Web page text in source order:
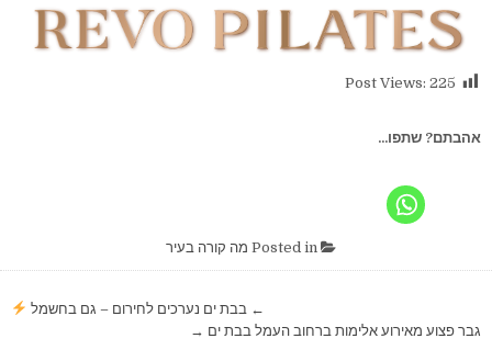
Post Views: 225
אהבתם? שתפו...
מה קורה בעיר
← בבת ים נערכים לחירום – גם בחשמל
גבר פצוע מאירוע אלימות ברחוב העמל בבת ים →